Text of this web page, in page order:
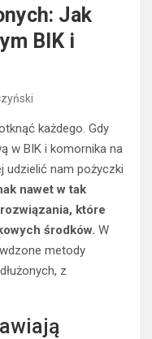
Jak
BIK i
każdego. Gdy
w BIK i komornika na
udzielić nam pożyczki
nawet w tak
które
środków. W
metody
z